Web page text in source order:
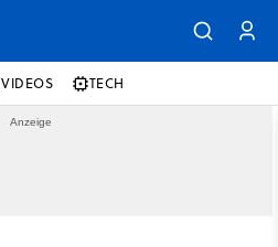
VIDEOS TECH